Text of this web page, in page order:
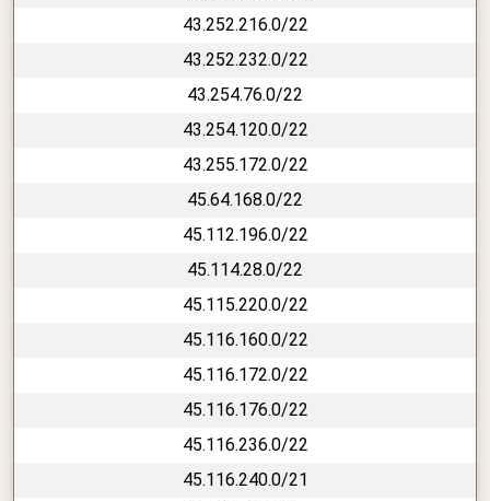
43.252.216.0/22
43.252.232.0/22
43.254.76.0/22
43.254.120.0/22
43.255.172.0/22
45.64.168.0/22
45.112.196.0/22
45.114.28.0/22
45.115.220.0/22
45.116.160.0/22
45.116.172.0/22
45.116.176.0/22
45.116.236.0/22
45.116.240.0/21